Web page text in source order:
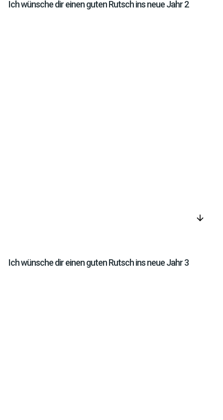
Ich wünsche dir einen guten Rutsch ins neue Jahr 2
arrow_downward
Ich wünsche dir einen guten Rutsch ins neue Jahr 3